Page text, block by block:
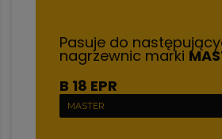
Pasuje do
nagrzewnic marki
B 18 EPR
MASTER